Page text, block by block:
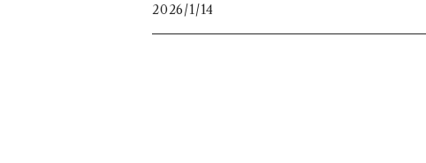
2026/1/14